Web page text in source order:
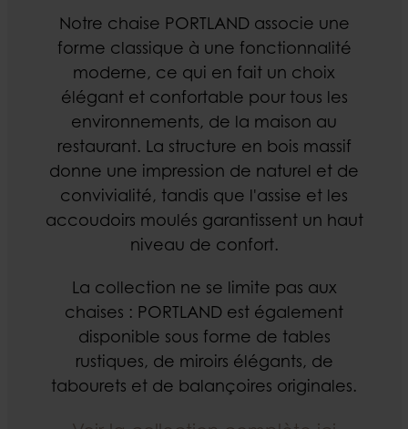
Notre chaise PORTLAND associe une
forme classique à une fonctionnalité
moderne, ce qui en fait un choix
élégant et confortable pour tous les
environnements, de la maison au
restaurant. La structure en bois massif
donne une impression de naturel et de
convivialité, tandis que l'assise et les
accoudoirs moulés garantissent un haut
niveau de confort.
La collection ne se limite pas aux
chaises : PORTLAND est également
disponible sous forme de tables
rustiques, de miroirs élégants, de
tabourets et de balançoires originales.